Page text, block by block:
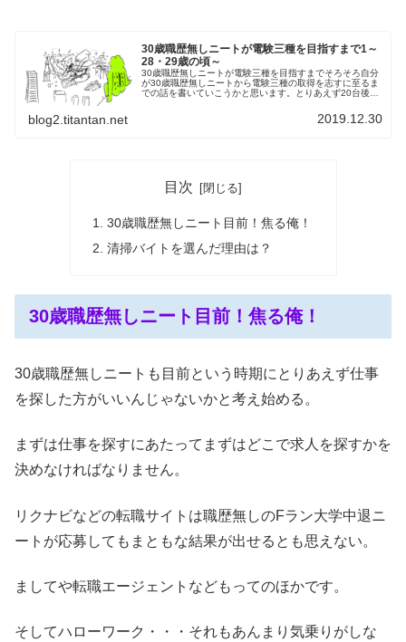
30歳職歴無しニートが電験三種を目指すまで1～
28・29歳の頃～
30歳職歴無しニートが電験三種を目指すまでそろそろ自分
が30歳職歴無しニートから電験三種の取得を志すに至るま
での話を書いていこうかと思います。とりあえず20台後半
blog2.titantan.net 2019.12.30
目次
30歳職歴無しニート目前！焦る俺！
清掃バイトを選んだ理由は？
30歳職歴無しニート目前！焦る俺！
30歳職歴無しニートも目前という時期にとりあえず仕事
を探した方がいいんじゃないかと考え始める。
まずは仕事を探すにあたってまずはどこで求人を探すかを
決めなければなりません。
リクナビなどの転職サイトは職歴無しのFラン大学中退ニ
ートが応募してもまともな結果が出せるとも思えない。
ましてや転職エージェントなどもってのほかです。
そしてハローワーク・・・それもあんまり気乗りがしな